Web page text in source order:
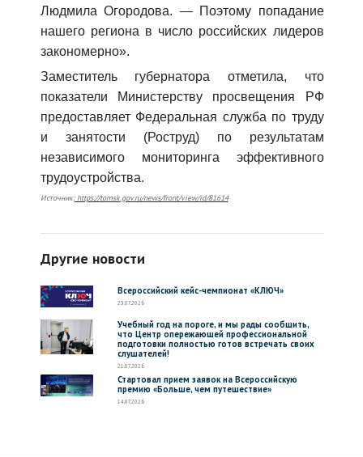
Людмила Огородова. — Поэтому попадание
нашего региона в число российских лидеров
закономерно».
Заместитель губернатора отметила, что
показатели Министерству просвещения РФ
предоставляет Федеральная служба по труду
и занятости (Роструд) по результатам
независимого мониторинга эффективного
трудоустройства.
Источник:https://tomsk.gov.ru/news/front/view/id/81614
Другие новости
Всероссийский кейс-чемпионат «КЛЮЧ»
23.07.2026
Учебный год на пороге, и мы рады сообщить,
что Центр опережающей профессиональной
подготовки полностью готов встречать своих
слушателей!
21.07.2026
Стартовал прием заявок на Всероссийскую
премию «Больше, чем путешествие»
14.07.2026